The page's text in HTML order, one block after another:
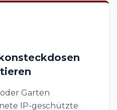
Garten
IP-geschützte